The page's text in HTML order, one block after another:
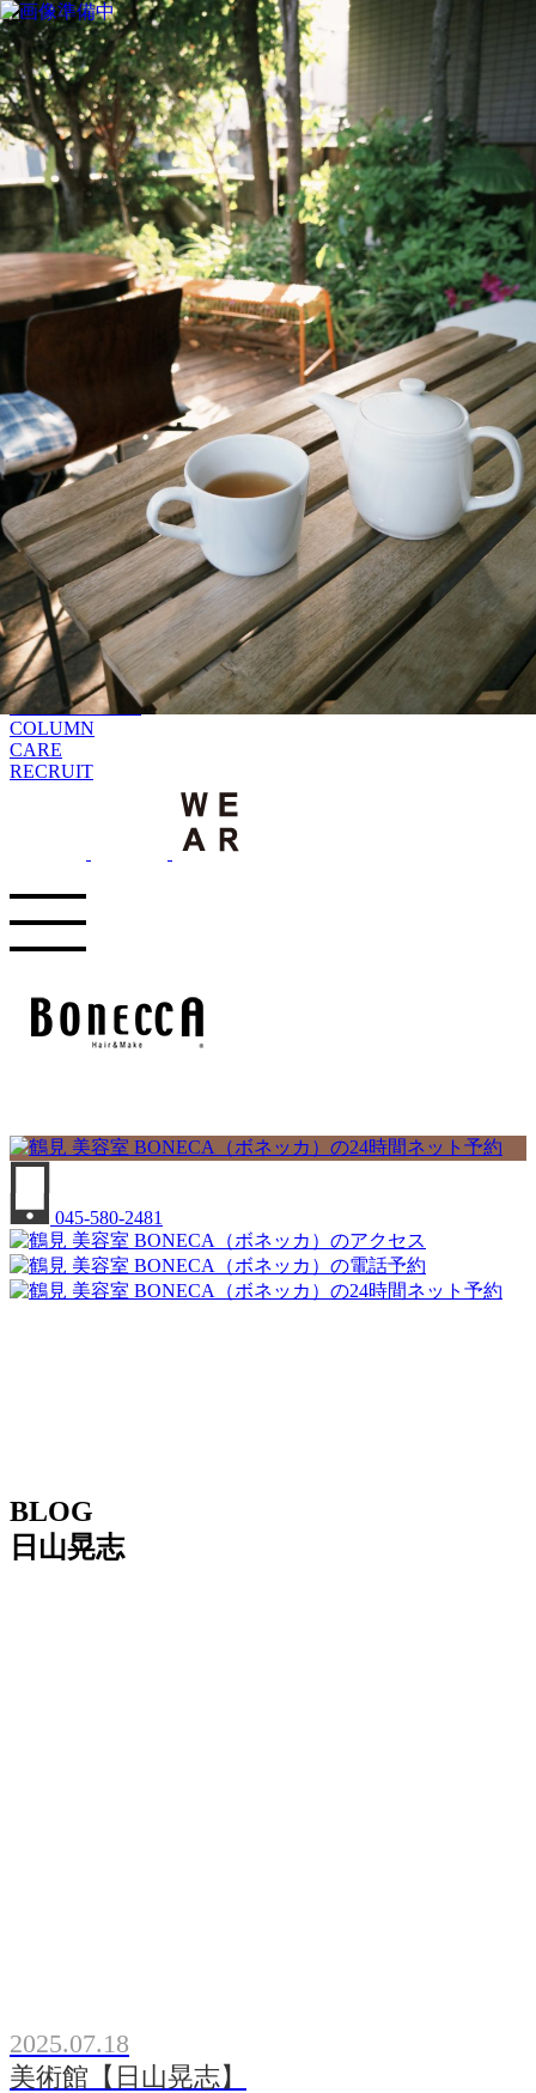
MENU
SALON INFORMATION
STAFF
GALLERY
BLOG
KUCHIKOMI
MOVIE
TREND STYLE
COLUMN
CARE
RECRUIT
MENU
SALON INFORMATION
STAFF
GALLERY
BLOG
KUCHIKOMI
MOVIE
TREND STYLE
COLUMN
CARE
RECRUIT
045-580-2481
BLOG
日山晃志
2025.07.18
美術館【日山晃志】